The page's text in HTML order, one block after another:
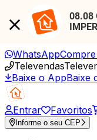
08.08
WhatsApp
Televendas
Baixe o AppBaixe
Entrar Favoritos
Informe o seu CEP